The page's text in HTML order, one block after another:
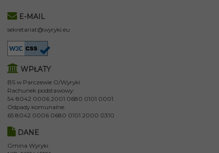
E-MAIL
sekretariat@wyryki.eu
WPŁATY
BS w Parczewie O/Wyryki
Rachunek podstawowy:
54 8042 0006 2001 0680 0101 0001
Odpady komunalne:
65 8042 0006 0680 0101 2000 0310
DANE
Gmina Wyryki